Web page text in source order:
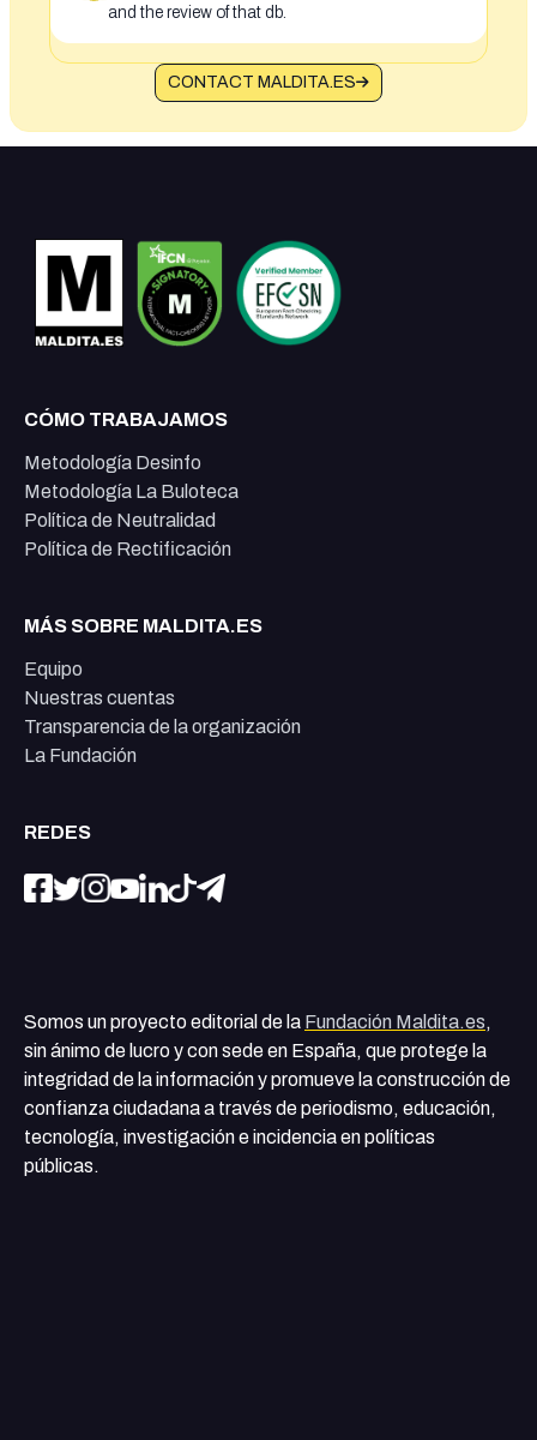
and the review of that db.
CONTACT MALDITA.ES
CÓMO TRABAJAMOS
Metodología Desinfo
Metodología La Buloteca
Política de Neutralidad
Política de Rectificación
MÁS SOBRE MALDITA.ES
Equipo
Nuestras cuentas
Transparencia de la organización
La Fundación
REDES
Somos un proyecto editorial de la Fundación Maldita.es,
sin ánimo de lucro y con sede en España, que protege la
integridad de la información y promueve la construcción de
confianza ciudadana a través de periodismo, educación,
tecnología, investigación e incidencia en políticas
públicas.